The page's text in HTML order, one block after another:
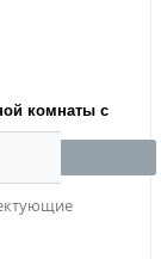
комнаты с